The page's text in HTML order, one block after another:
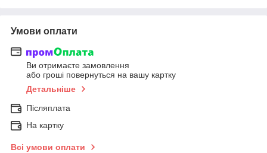
Умови оплати
Ви отримаєте замовлення
або гроші повернуться на вашу картку
Детальніше
Післяплата
На картку
Всі умови оплати